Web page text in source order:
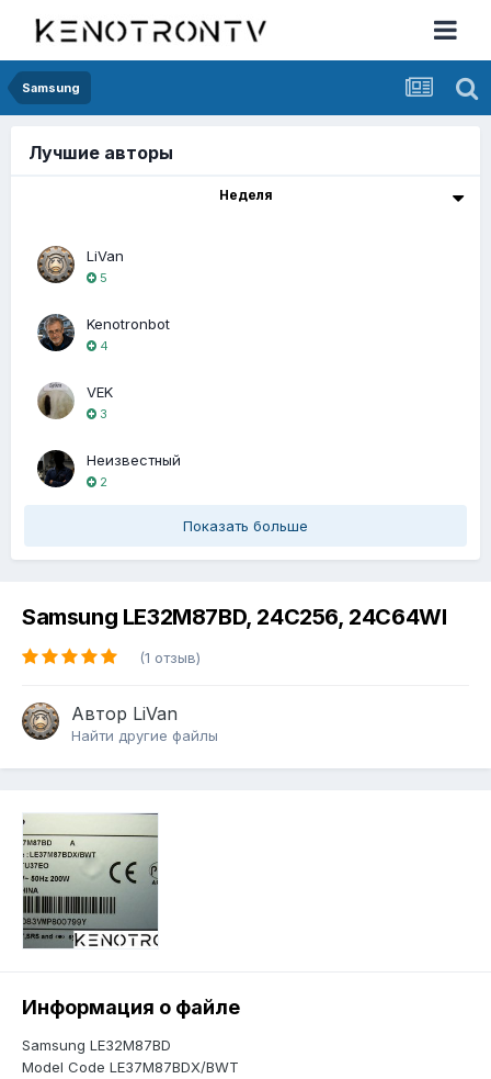
Samsung
Лучшие авторы
Неделя
LiVan
5
Kenotronbot
4
VEK
3
Неизвестный
2
Показать больше
Samsung LE32M87BD, 24C256, 24C64WI
(1 отзыв)
Автор LiVan
Найти другие файлы
Информация о файле
Samsung LE32M87BD
Model Code LE37M87BDX/BWT